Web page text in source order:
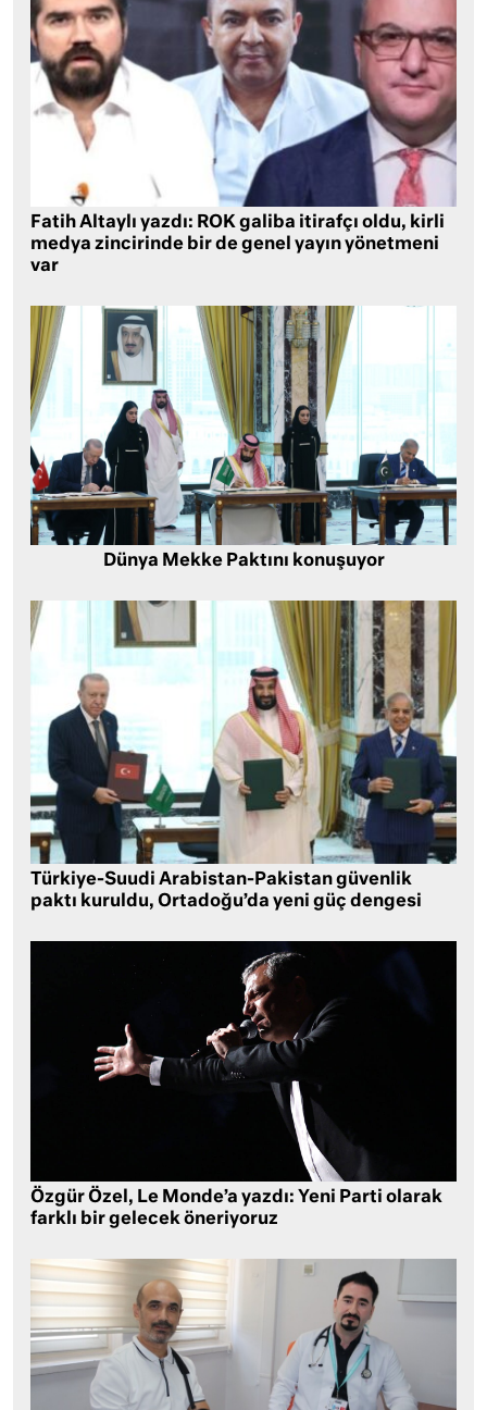
Fatih Altaylı yazdı: ROK galiba itirafçı oldu, kirli
medya zincirinde bir de genel yayın yönetmeni
var
Dünya Mekke Paktını konuşuyor
Türkiye-Suudi Arabistan-Pakistan güvenlik
paktı kuruldu, Ortadoğu’da yeni güç dengesi
Özgür Özel, Le Monde’a yazdı: Yeni Parti olarak
farklı bir gelecek öneriyoruz